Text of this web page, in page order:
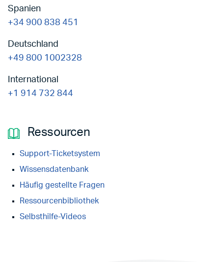
Spanien
+34 900 838 451
Deutschland
+49 800 1002328
International
+1 914 732 844
Ressourcen
Support-Ticketsystem
Wissensdatenbank
Häufig gestellte Fragen
Ressourcenbibliothek
Selbsthilfe-Videos